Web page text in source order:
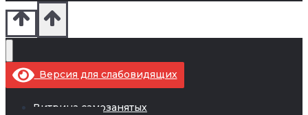
Версия для слабовидящих
Витрина самозанятых